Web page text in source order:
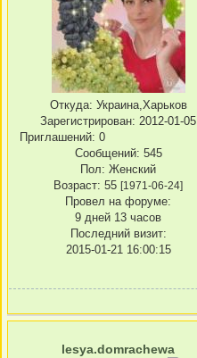
Откуда: Украина,Харьков
Зарегистрирован: 2012-01-05
Приглашений: 0
Сообщений: 545
Пол: Женский
Возраст: 55 [1971-06-24]
Провел на форуме:
9 дней 13 часов
Последний визит:
2015-01-21 16:00:15
lesya.domrachewa